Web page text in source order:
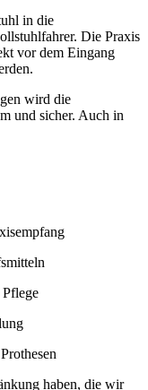
in die
Die Praxis
vor dem Eingang
wird die
und sicher. Auch in
haben, die wir